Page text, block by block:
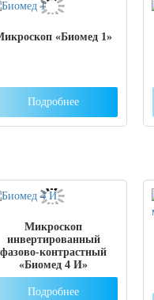
«Биомед 1»
Подробнее
Микроскоп
инвертированный
фазово-контрастный
«Биомед 4 И»
Подробнее